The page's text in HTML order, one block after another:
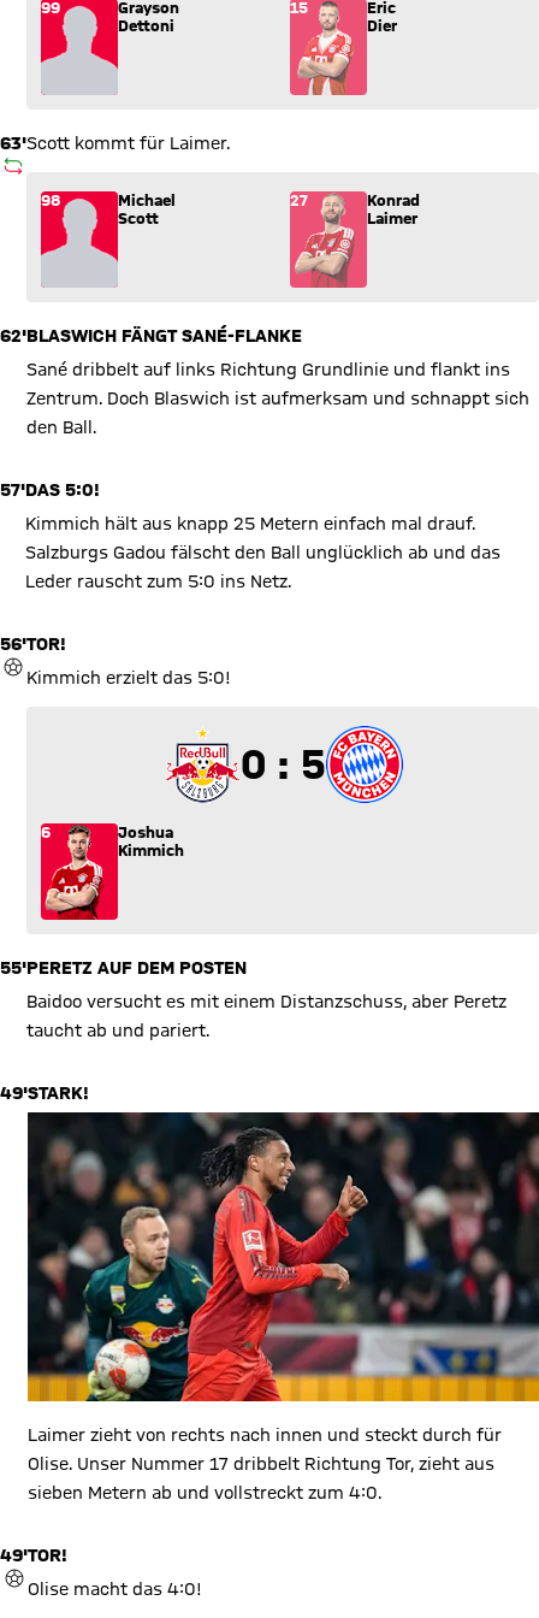
Wechsel: Grayson Dettoni (99) kommt für Eric Dier (15) ins
99
Grayson
Dettoni
15
Eric
Dier
63'
AUSWECHSLUNG
Scott kommt für Laimer.
Wechsel: Michael Scott (98) kommt für Konrad Laimer (27)
98
Michael
Scott
27
Konrad
Laimer
62'BLASWICH FÄNGT SANÉ-FLANKE
Sané dribbelt auf links Richtung Grundlinie und flankt ins
Zentrum. Doch Blaswich ist aufmerksam und schnappt sich
den Ball.
57'DAS 5:0!
Kimmich hält aus knapp 25 Metern einfach mal drauf.
Salzburgs Gadou fälscht den Ball unglücklich ab und das
Leder rauscht zum 5:0 ins Netz.
56'
TOR
TOR!
Kimmich erzielt das 5:0!
0 zu 5
0 : 5
6
Joshua
Kimmich
55'PERETZ AUF DEM POSTEN
Baidoo versucht es mit einem Distanzschuss, aber Peretz
taucht ab und pariert.
49'STARK!
Laimer zieht von rechts nach innen und steckt durch für
Olise. Unser Nummer 17 dribbelt Richtung Tor, zieht aus
sieben Metern ab und vollstreckt zum 4:0.
49'
TOR
TOR!
Olise macht das 4:0!